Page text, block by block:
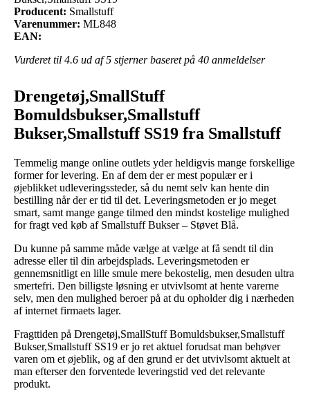
Producent: Smallstuff
Varenummer: ML848
EAN:
Vurderet til 4.6 ud af 5 stjerner baseret på 40 anmeldelser
Drengetøj,SmallStuff
Bomuldsbukser,Smallstuff
Bukser,Smallstuff SS19 fra Smallstuff
Temmelig mange online outlets yder heldigvis mange forskellige
former for levering. En af dem der er mest populær er i
øjeblikket udleveringssteder, så du nemt selv kan hente din
bestilling når der er tid til det. Leveringsmetoden er jo meget
smart, samt mange gange tilmed den mindst kostelige mulighed
for fragt ved køb af Smallstuff Bukser – Støvet Blå.
Du kunne på samme måde vælge at vælge at få sendt til din
adresse eller til din arbejdsplads. Leveringsmetoden er
gennemsnitligt en lille smule mere bekostelig, men desuden ultra
smertefri. Den billigste løsning er utvivlsomt at hente varerne
selv, men den mulighed beroer på at du opholder dig i nærheden
af internet firmaets lager.
Fragttiden på Drengetøj,SmallStuff Bomuldsbukser,Smallstuff
Bukser,Smallstuff SS19 er jo ret aktuel forudsat man behøver
varen om et øjeblik, og af den grund er det utvivlsomt aktuelt at
man efterser den forventede leveringstid ved det relevante
produkt.